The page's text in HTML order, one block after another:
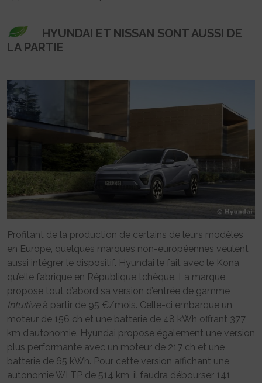
HYUNDAI ET NISSAN SONT AUSSI DE
LA PARTIE
Profitant de la production de certains de leurs modèles
en Europe, quelques marques non-européennes veulent
aussi intégrer le dispositif. Hyundai le fait avec le Kona
qu’elle fabrique en République tchèque. La marque
propose tout d’abord sa version d’entrée de gamme
Intuitive à partir de 95 €/mois. Celle-ci embarque un
moteur de 156 ch et une batterie de 48 kWh offrant 377
km d’autonomie. Hyundai propose également une version
plus performante avec un moteur de 217 ch et une
batterie de 65 kWh. Pour cette version affichant une
autonomie WLTP de 514 km, il faudra débourser 141